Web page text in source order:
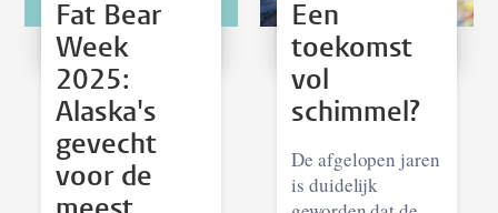
Fat Bear
Week
2025:
Alaska's
gevecht
voor de
Een
toekomst
vol
schimmel?
De afgelopen jaren
is duidelijk